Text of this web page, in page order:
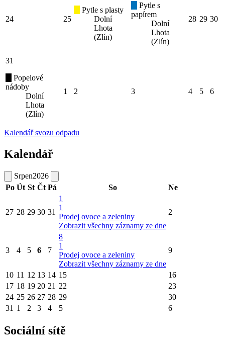
24 25
Pytle s plasty
Dolní
Lhota
(Zlín)
Pytle s
papírem
Dolní
Lhota
(Zlín)
28 29 30
31
Popelové
nádoby
Dolní
Lhota
(Zlín)
1 2 3 4 5 6
Kalendář svozu odpadu
Kalendář
Srpen2026
Po Út St Čt Pá So Ne
27 28 29 30 31
1
1
Prodej ovoce a zeleniny
Zobrazit všechny záznamy ze dne
2
3 4 5 6 7
8
1
Prodej ovoce a zeleniny
Zobrazit všechny záznamy ze dne
9
10 11 12 13 14 15
16
17 18 19 20 21 22
23
24 25 26 27 28 29
30
31 1 2 3 4 5 6
Sociální sítě